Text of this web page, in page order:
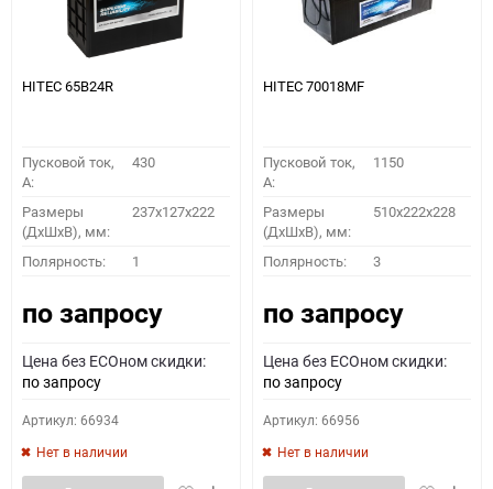
HITEC 65B24R
Пусковой ток,
A:
430
Размеры
(ДхШхВ), мм:
237x127x222
Полярность: 1
по запросу
Цена без ECOном скидки:
по запросу
Артикул: 66934
Нет в наличии
HITEC 70018MF
Пусковой ток,
A:
1150
Размеры
(ДхШхВ), мм:
510x222x228
Полярность: 3
по запросу
Цена без ECOном скидки:
по запросу
Артикул: 66956
Нет в наличии